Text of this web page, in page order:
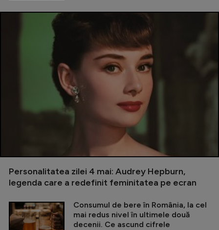
Personalitatea zilei 4 mai: Audrey Hepburn,
legenda care a redefinit feminitatea pe ecran
Consumul de bere în România, la cel
mai redus nivel în ultimele două
decenii. Ce ascund cifrele